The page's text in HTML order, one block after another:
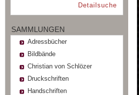
Detailsuche
SAMMLUNGEN
Adressbücher
Bildbände
Christian von Schlözer
Druckschriften
Handschriften